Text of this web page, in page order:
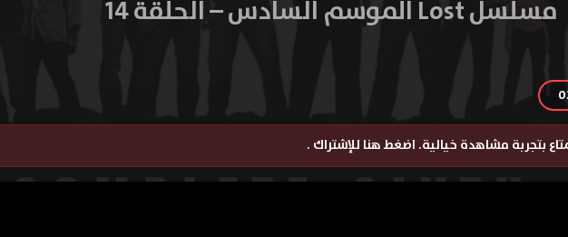
مسلسل Lost الموسم السادس – الحلقة 14
بتجربة مشاهدة خيالية. اضغط هنا للإشتراك .